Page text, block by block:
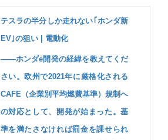
テスラの半分しか走れない｢ホンダ新
EV｣の狙い | 電動化
――ホンダe開発の経緯を教えてくだ
さい。欧州で2021年に厳格化される
CAFE（企業別平均燃費基準）規制へ
の対応として、開発が始まった。基
準を満たさなければ罰金を課せられ